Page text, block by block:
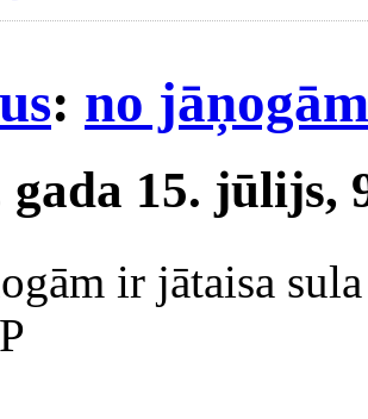
: no
gada 15. jūlijs,
ir jātaisa